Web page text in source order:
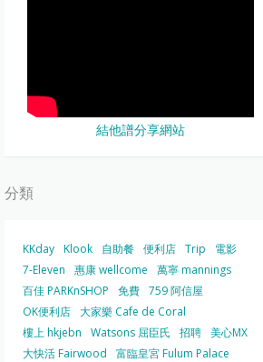
結他譜分享網站
分類
KKday Klook 自助餐 便利店 Trip
電影
7-Eleven
惠康 wellcome
萬寧 mannings
百佳 PARKnSHOP
免費 759 阿信屋
OK便利店 大家樂 Cafe de Coral
樓上 hkjebn
Watsons 屈臣氏 招聘 美心MX
大快活 Fairwood
富臨皇宮 Fulum Palace